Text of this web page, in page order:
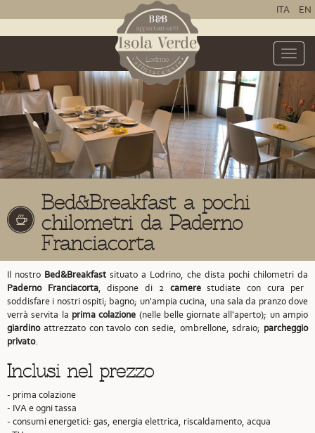
ITA EN
Toggle
Bed&Breakfast a pochi
chilometri da Paderno
Franciacorta
Il nostro Bed&Breakfast situato a Lodrino, che dista pochi chilometri da
Paderno Franciacorta, dispone di 2 camerestudiate con cura per
soddisfare i nostri ospiti; bagno; un'ampia cucina, una sala da pranzo dove
verrà servita la prima colazione (nelle belle giornate all'aperto); un ampio
giardinoattrezzato con tavolo con sedie, ombrellone, sdraio; parcheggio
privato.
Inclusi nel prezzo
- prima colazione
- IVA e ogni tassa
- consumi energetici: gas, energia elettrica, riscaldamento, acqua